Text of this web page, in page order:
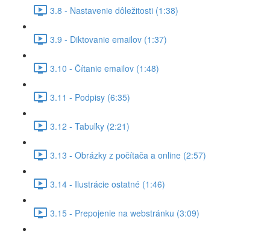
3.8 - Nastavenie dôležitosti (1:38)
3.9 - Diktovanie emailov (1:37)
3.10 - Čítanie emailov (1:48)
3.11 - Podpisy (6:35)
3.12 - Tabuľky (2:21)
3.13 - Obrázky z počítača a online (2:57)
3.14 - Ilustrácie ostatné (1:46)
3.15 - Prepojenie na webstránku (3:09)